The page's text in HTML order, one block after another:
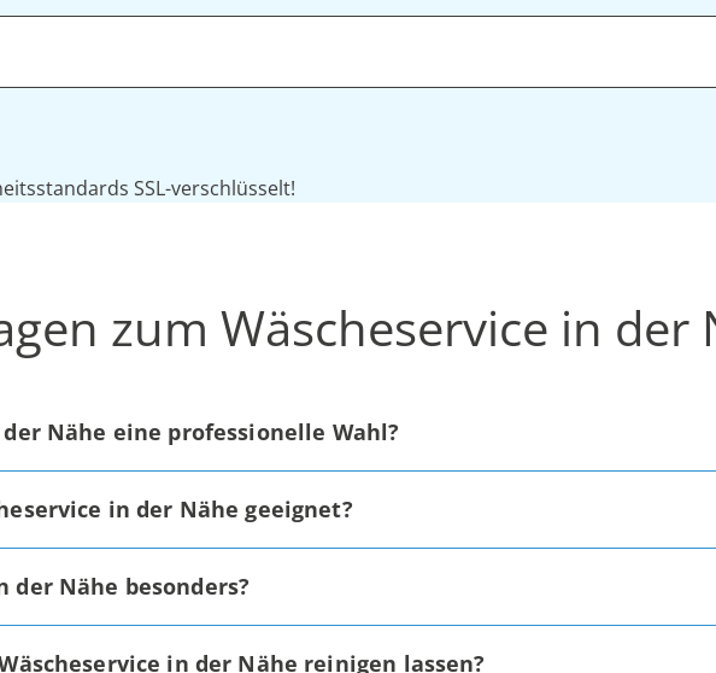
SSL-verschlüsselt!
zum Wäscheservice in der
Nähe eine professionelle Wahl?
in der Nähe geeignet?
der Nähe besonders?
in der Nähe reinigen lassen?